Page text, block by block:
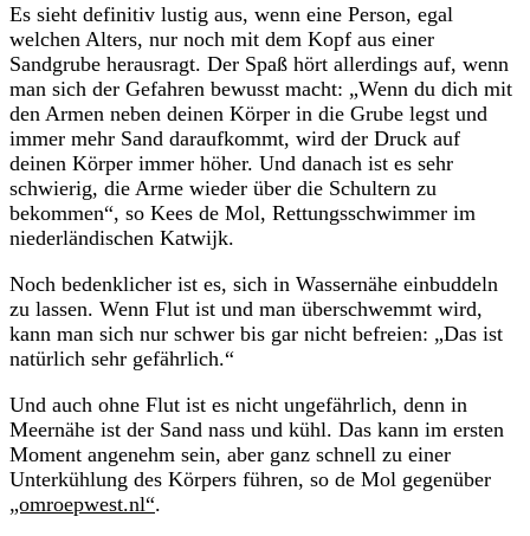
Es sieht definitiv lustig aus, wenn eine Person, egal
welchen Alters, nur noch mit dem Kopf aus einer
Sandgrube herausragt. Der Spaß hört allerdings auf, wenn
man sich der Gefahren bewusst macht: „Wenn du dich mit
den Armen neben deinen Körper in die Grube legst und
immer mehr Sand daraufkommt, wird der Druck auf
deinen Körper immer höher. Und danach ist es sehr
schwierig, die Arme wieder über die Schultern zu
bekommen“, so Kees de Mol, Rettungsschwimmer im
niederländischen Katwijk.
Noch bedenklicher ist es, sich in Wassernähe einbuddeln
zu lassen. Wenn Flut ist und man überschwemmt wird,
kann man sich nur schwer bis gar nicht befreien: „Das ist
natürlich sehr gefährlich.“
Und auch ohne Flut ist es nicht ungefährlich, denn in
Meernähe ist der Sand nass und kühl. Das kann im ersten
Moment angenehm sein, aber ganz schnell zu einer
Unterkühlung des Körpers führen, so de Mol gegenüber
„omroepwest.nl“.